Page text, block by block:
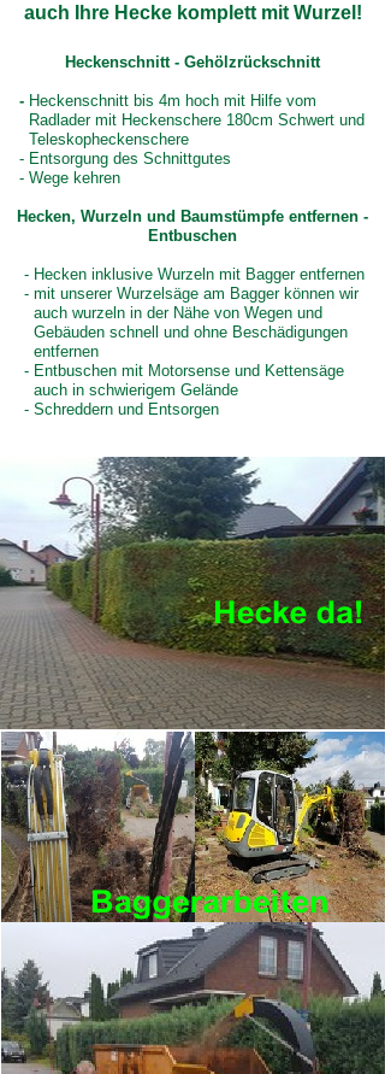
auch Ihre Hecke komplett mit Wurzel!
Heckenschnitt - Gehölzrückschnitt
- Heckenschnitt bis 4m hoch mit Hilfe vom
Radlader mit Heckenschere 180cm Schwert und
Teleskopheckenschere
- Entsorgung des Schnittgutes
- Wege kehren
Hecken, Wurzeln und Baumstümpfe entfernen -
Entbuschen
- Hecken inklusive Wurzeln mit Bagger entfernen
- mit unserer Wurzelsäge am Bagger können wir
auch wurzeln in der Nähe von Wegen und
Gebäuden schnell und ohne Beschädigungen
entfernen
- Entbuschen mit Motorsense und Kettensäge
auch in schwierigem Gelände
- Schreddern und Entsorgen